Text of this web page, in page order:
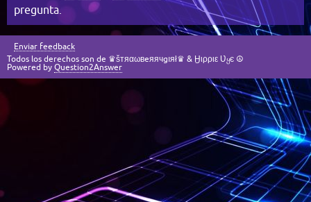
pregunta.
Enviar feedback
Todos los derechos son de ♛šтяαωвeяячgıяł♛ & Ӈιρριε Ʋყє ☮
Powered by Question2Answer